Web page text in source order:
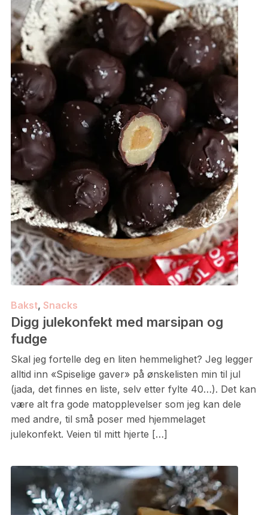
Bakst, Snacks
Digg julekonfekt med marsipan og
fudge
Skal jeg fortelle deg en liten hemmelighet? Jeg legger
alltid inn «Spiselige gaver» på ønskelisten min til jul
(jada, det finnes en liste, selv etter fylte 40…). Det kan
være alt fra gode matopplevelser som jeg kan dele
med andre, til små poser med hjemmelaget
julekonfekt. Veien til mitt hjerte […]